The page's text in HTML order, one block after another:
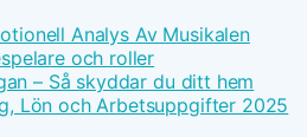
Analys Av Musikalen
och roller
– Så skyddar du ditt hem
Lön och Arbetsuppgifter 2025